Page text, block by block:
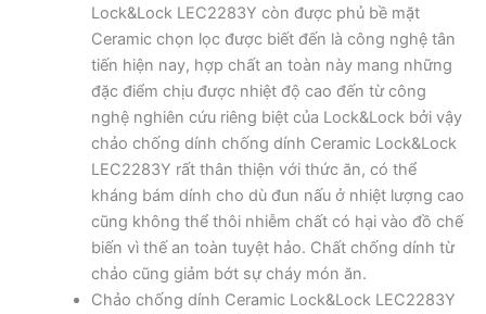
Lock&Lock LEC2283Y còn được phủ bề mặt
Ceramic chọn lọc được biết đến là công nghệ tân
tiến hiện nay, hợp chất an toàn này mang những
đặc điểm chịu được nhiệt độ cao đến từ công
nghệ nghiên cứu riêng biệt của Lock&Lock bởi vậy
chảo chống dính chống dính Ceramic Lock&Lock
LEC2283Y rất thân thiện với thức ăn, có thể
kháng bám dính cho dù đun nấu ở nhiệt lượng cao
cũng không thể thôi nhiễm chất có hại vào đồ chế
biến vì thế an toàn tuyệt hảo. Chất chống dính từ
chảo cũng giảm bớt sự cháy món ăn.
Chảo chống dính Ceramic Lock&Lock LEC2283Y